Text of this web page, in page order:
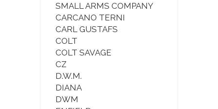
SMALL ARMS COMPANY
CARCANO TERNI
CARL GUSTAFS
COLT
COLT SAVAGE
CZ
D.W.M.
DIANA
DWM